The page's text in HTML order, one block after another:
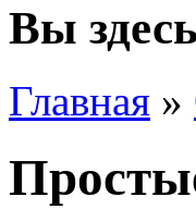
Вы здесь
Главная »